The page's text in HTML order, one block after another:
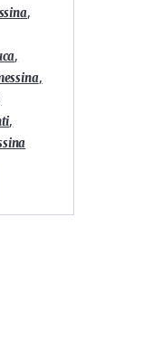
,
,
,
,